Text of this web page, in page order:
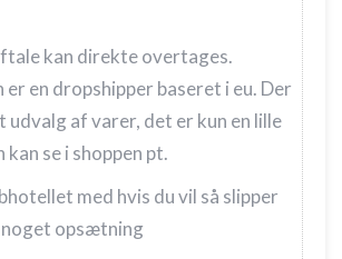
kan direkte overtages.
er en dropshipper baseret i eu. Der
af varer, det er kun en lille
kan se i shoppen pt.
med hvis du vil så slipper
opsætning